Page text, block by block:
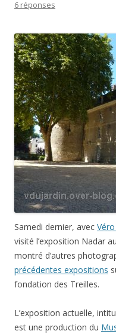
6 réponses
Samedi dernier, avec
visité l’exposition Nadar
montré d’autres
précédentes expositions
fondation des Treilles.
L’exposition actuelle,
est une production du